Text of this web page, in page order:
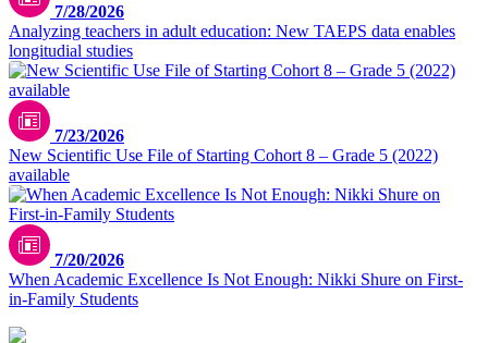
7/28/2026
Analyzing teachers in adult education: New TAEPS data enables
longitudial studies
7/23/2026
New Scientific Use File of Starting Cohort 8 – Grade 5 (2022)
available
7/20/2026
When Academic Excellence Is Not Enough: Nikki Shure on First-
in-Family Students